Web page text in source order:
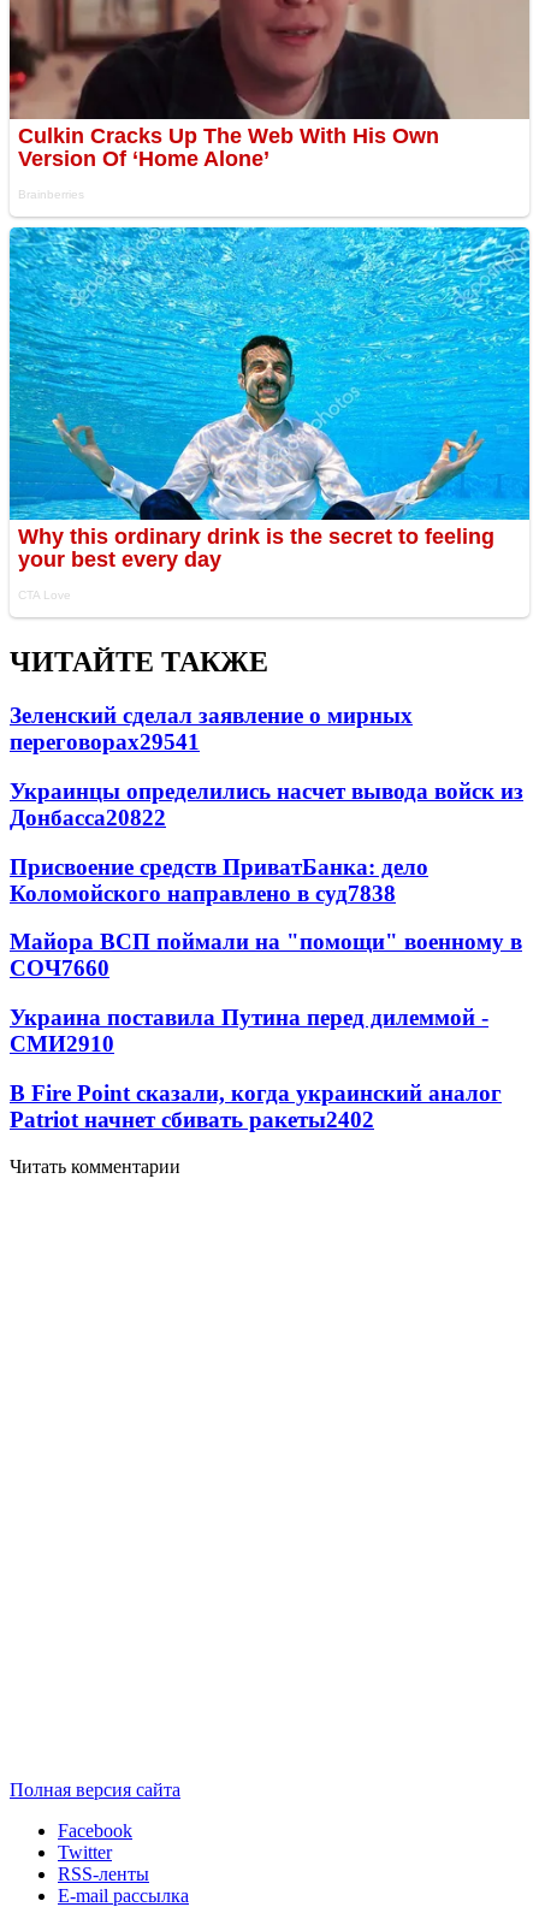
ЧИТАЙТЕ ТАКЖЕ
Зеленский сделал заявление о мирных
переговорах29541
Украинцы определились насчет вывода войск из
Донбасса20822
Присвоение средств ПриватБанка: дело
Коломойского направлено в суд7838
Майора ВСП поймали на "помощи" военному в
СОЧ7660
Украина поставила Путина перед дилеммой -
СМИ2910
В Fire Point сказали, когда украинский аналог
Patriot начнет сбивать ракеты2402
Читать комментарии
Полная версия сайта
Facebook
Twitter
RSS-ленты
E-mail рассылка